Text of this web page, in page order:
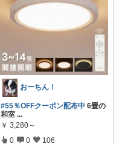
おーちん！
#55％OFFクーポン配布中 6畳の
和室 ...
￥ 3,280～
0 0 106